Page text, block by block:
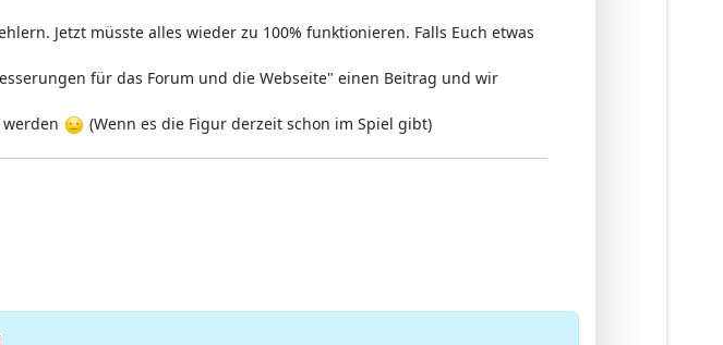
Jetzt müsste alles wieder zu 100% funktionieren. Falls Euch etwas
für das Forum und die Webseite" einen Beitrag und wir
(Wenn es die Figur derzeit schon im Spiel gibt)